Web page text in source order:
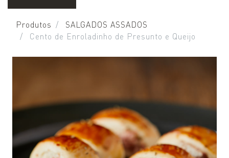
Produtos
SALGADOS ASSADOS
Cento de Enroladinho de Presunto e Queijo